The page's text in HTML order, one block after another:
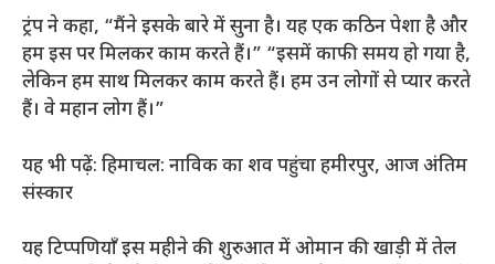
ट्रंप ने कहा, “मैंने इसके बारे में सुना है। यह एक कठिन पेशा है और
हम इस पर मिलकर काम करते हैं।” “इसमें काफी समय हो गया है,
लेकिन हम साथ मिलकर काम करते हैं। हम उन लोगों से प्यार करते
हैं। वे महान लोग हैं।”
यह भी पढ़ें: हिमाचल: नाविक का शव पहुंचा हमीरपुर, आज अंतिम
संस्कार
यह टिप्पणियाँ इस महीने की शुरुआत में ओमान की खाड़ी में तेल